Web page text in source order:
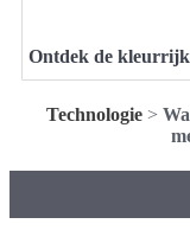
Ontdek de
Technologie>